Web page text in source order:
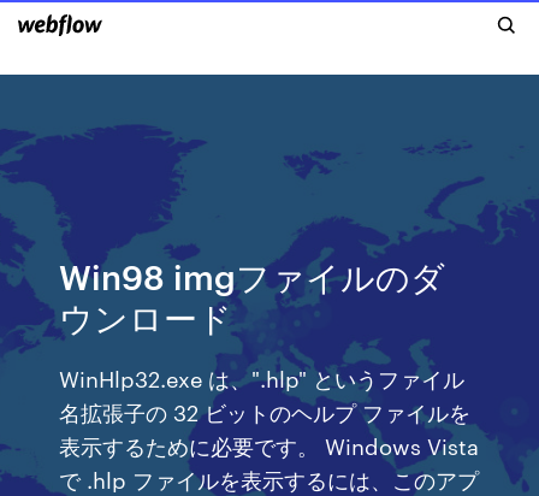
Win98 imgファイルのダ
ウンロード
WinHlp32.exe は、".hlp" というファイル
名拡張子の 32 ビットのヘルプ ファイルを
表示するために必要です。 Windows Vista
で .hlp ファイルを表示するには、このアプ